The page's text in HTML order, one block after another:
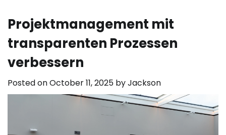
Projektmanagement mit
transparenten Prozessen
verbessern
Posted onOctober 11, 2025 byJackson